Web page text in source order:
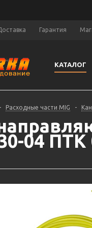
Гарантия
КАТАЛОГ
- Расходные части MIG -
04 ПТК